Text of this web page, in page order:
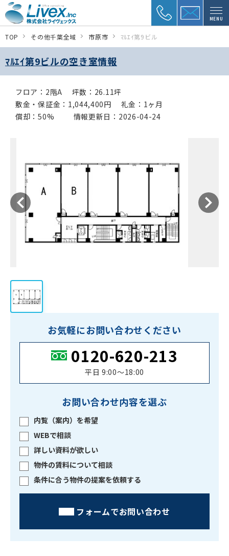
MENU
TOP その他千葉全域 市原市 ﾏﾙｴｲ第9ビル
ﾏﾙｴｲ第9ビルの空き室情報
フロア：2階A
坪数：26.11坪
敷金・保証金：1,044,400円
礼金：1ヶ月
償却：50%
情報更新日：2026-04-24
お気軽にお問い合わせください
0120-620-213
平日 9:00〜18:00
お問い合わせ内容を選ぶ
内覧（案内）を希望
WEBで相談
詳しい資料が欲しい
物件の賃料について相談
条件に合う物件の提案を依頼する
フォームでお問い合わせ